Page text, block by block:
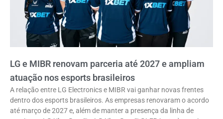
LG e MIBR renovam parceria até 2027 e ampliam
atuação nos esports brasileiros
A relação entre LG Electronics e MIBR vai ganhar novas frentes
dentro dos esports brasileiros. As empresas renovaram o acordo
até março de 2027 e, além de manter a presença da linha de